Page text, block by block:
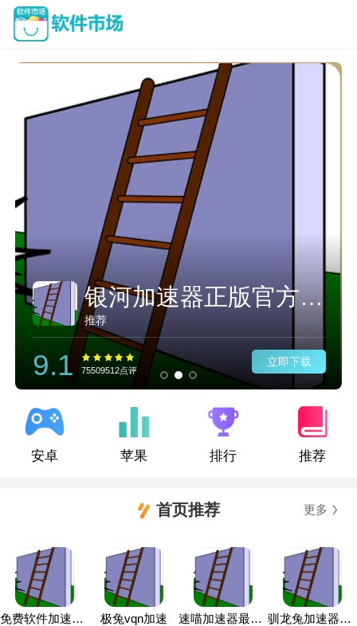
银河加速器正版官方入口
推荐
9.1 75509512点评
立即下载
安卓 苹果 排行 推荐
首页推荐 更多
免费软件加速器下载安卓版 极兔vqn加速 速喵加速器最新版本 驯龙兔加速器下载